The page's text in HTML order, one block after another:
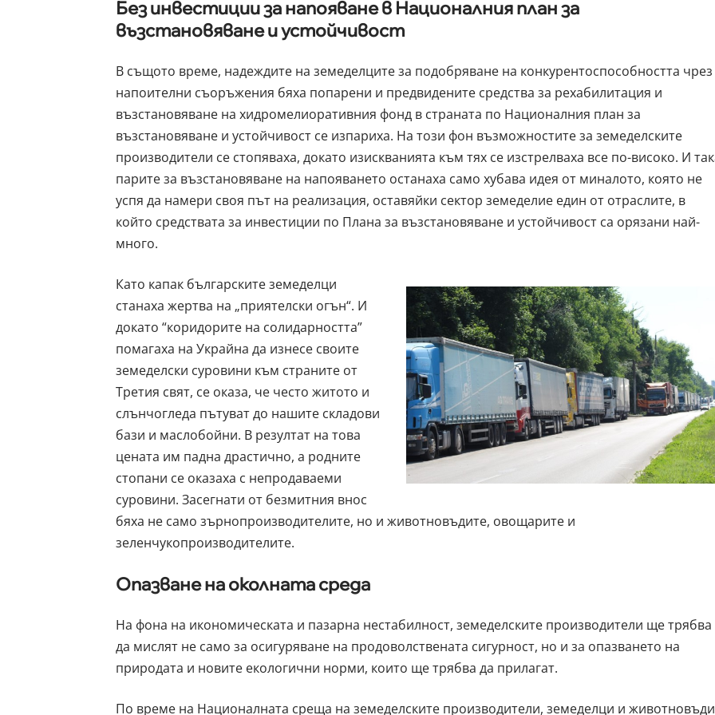
Без инвестиции за напояване в Националния план за
възстановяване и устойчивост
В същото време, надеждите на земеделците за подобряване на конкурентоспособността чрез
напоителни съоръжения бяха попарени и предвидените средства за рехабилитация и
възстановяване на хидромелиоративния фонд в страната по Националния план за
възстановяване и устойчивост се изпариха. На този фон възможностите за земеделските
производители се стопяваха, докато изискванията към тях се изстрелваха все по-високо. И
парите за възстановяване на напояването останаха само хубава идея от миналото, която не
успя да намери своя път на реализация, оставяйки сектор земеделие един от отраслите, в
който средствата за инвестиции по Плана за възстановяване и устойчивост са орязани най-
много.
Като капак българските земеделци
станаха жертва на „приятелски огън“. И
докато “коридорите на солидарността”
помагаха на Украйна да изнесе своите
земеделски суровини към страните от
Третия свят, се оказа, че често житото и
слънчогледа пътуват до нашите складови
бази и маслобойни. В резултат на това
цената им падна драстично, а родните
стопани се оказаха с непродаваеми
суровини. Засегнати от безмитния внос
бяха не само зърнопроизводителите, но и животновъдите, овощарите и
зеленчукопроизводителите.
Опазване на околната среда
На фона на икономическата и пазарна нестабилност, земеделските производители ще трябва
да мислят не само за осигуряване на продоволствената сигурност, но и за опазването на
природата и новите екологични норми, които ще трябва да прилагат.
По време на Националната среща на земеделските производители, земеделци и животновъди